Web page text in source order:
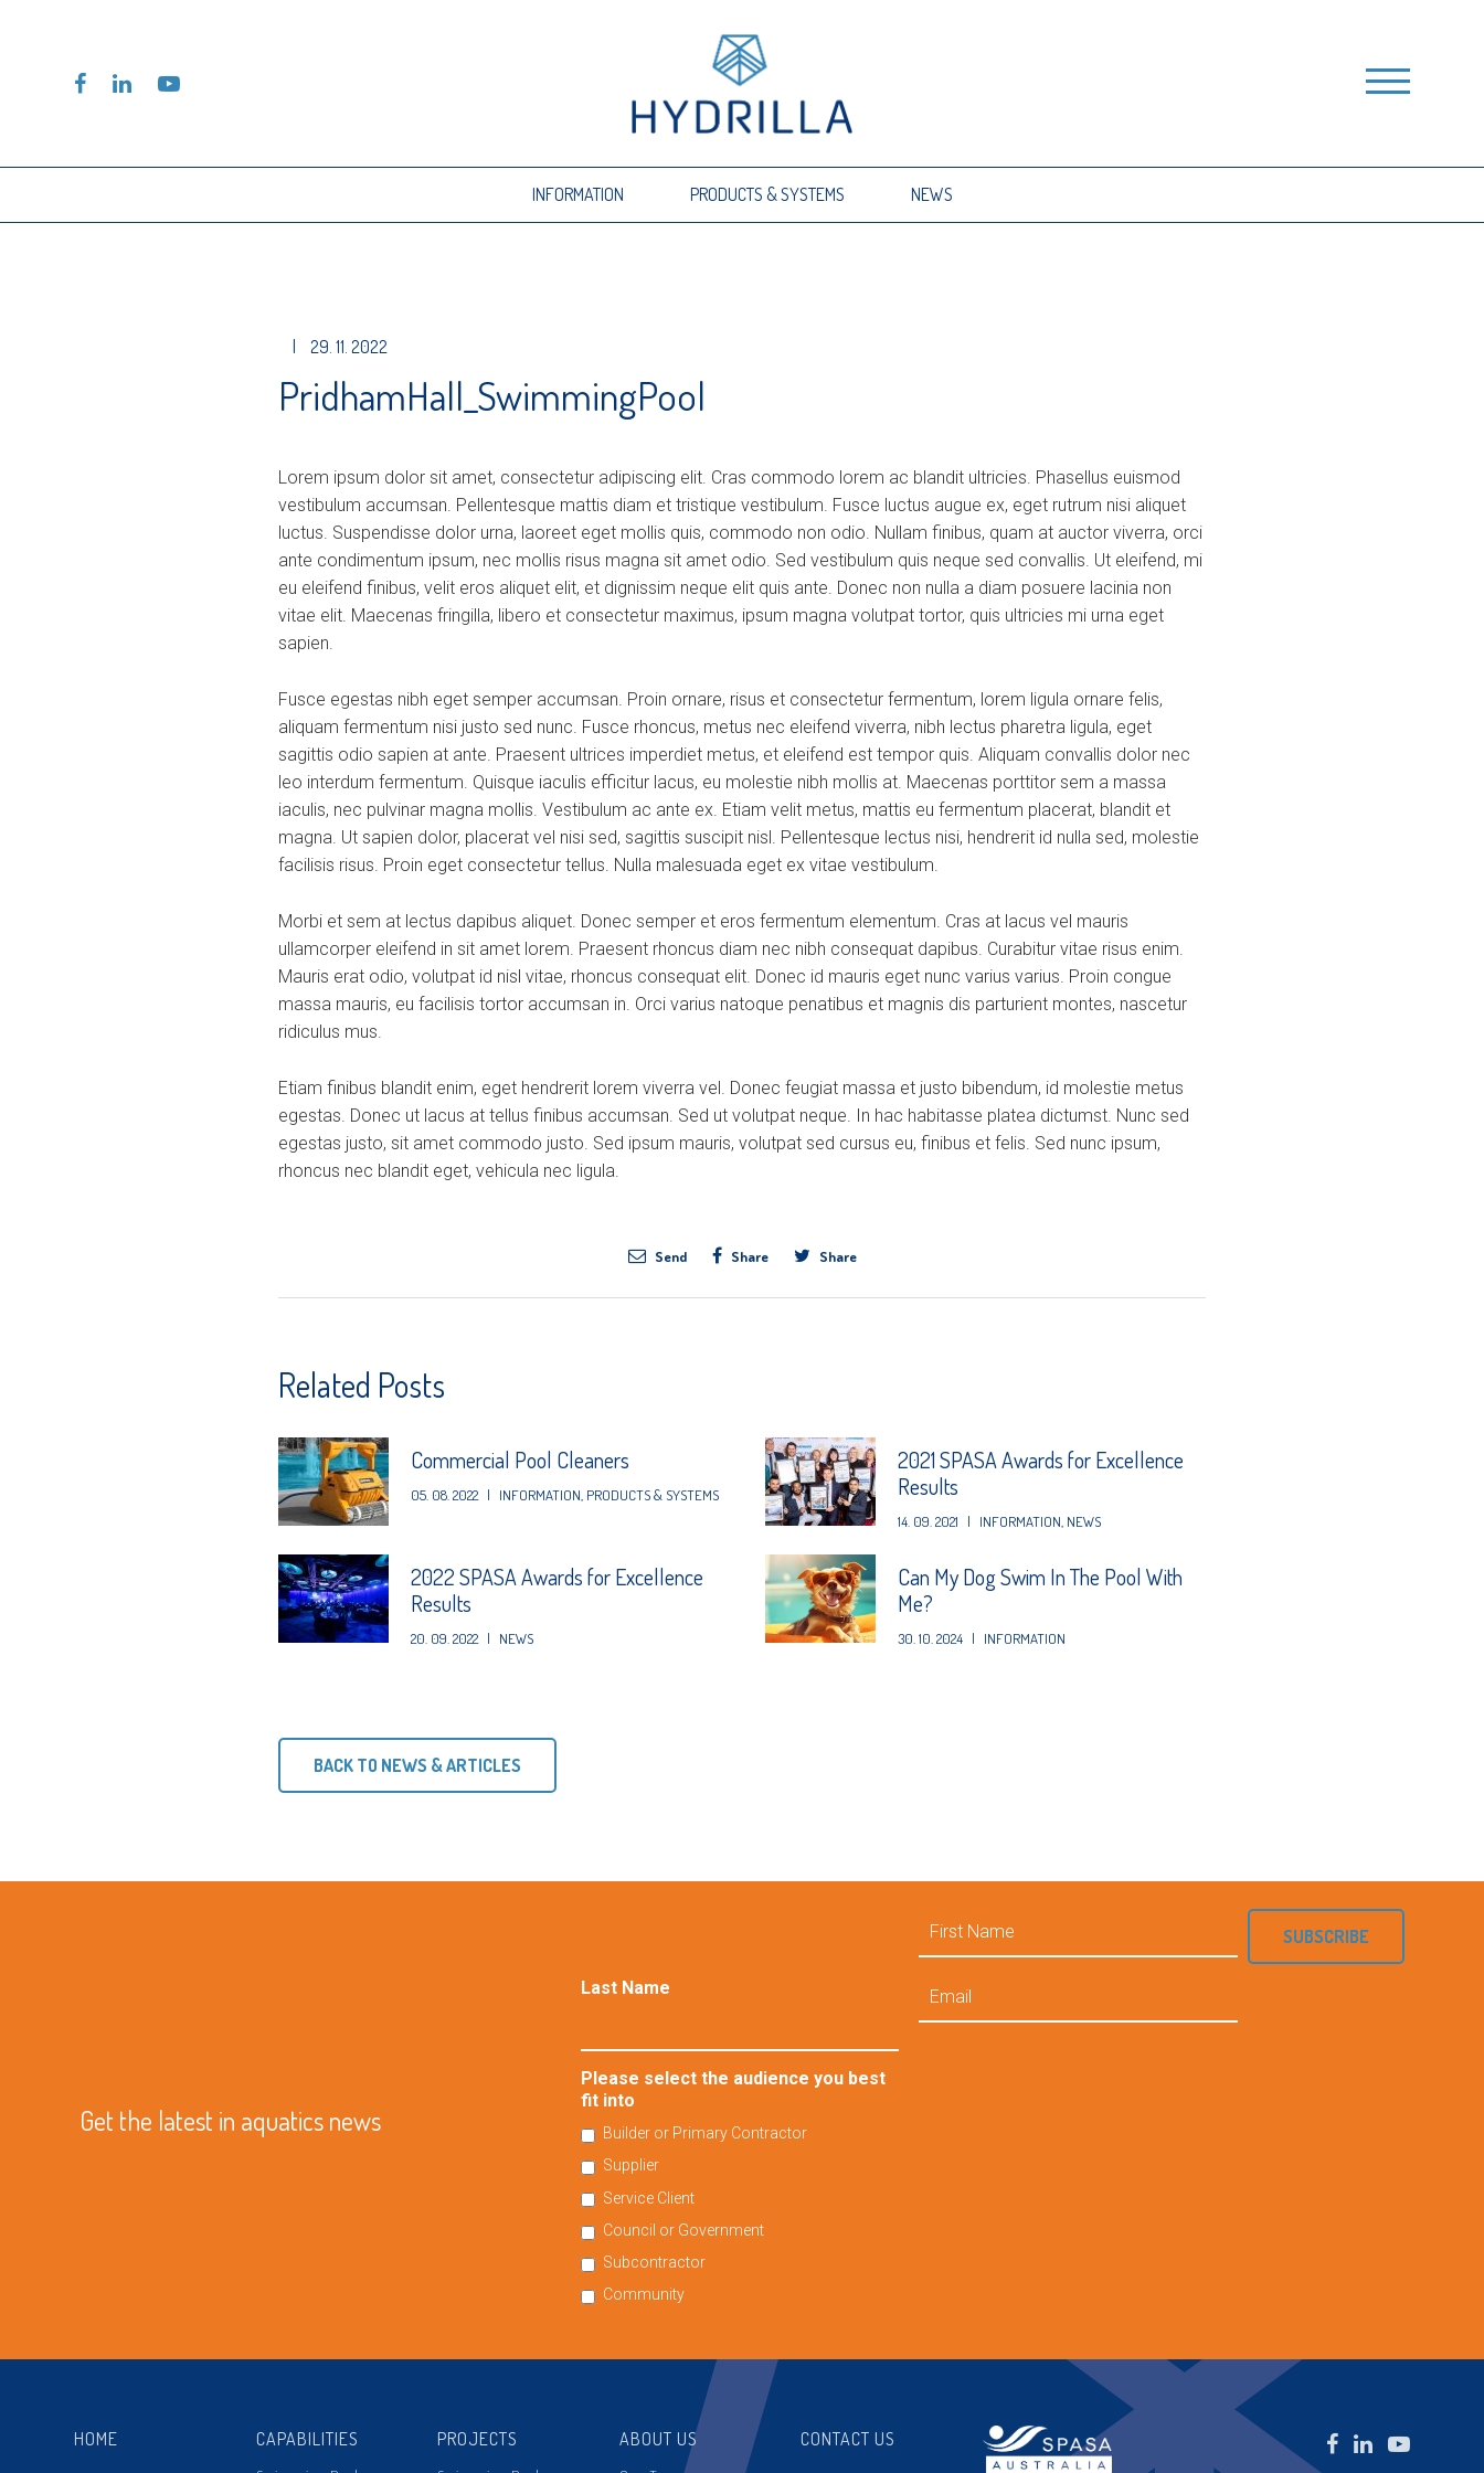
INFORMATION PRODUCTS & SYSTEMS NEWS
| 29. 11. 2022
PridhamHall_SwimmingPool
Lorem ipsum dolor sit amet, consectetur adipiscing elit. Cras commodo lorem ac blandit ultricies. Phasellus euismod
vestibulum accumsan. Pellentesque mattis diam et tristique vestibulum. Fusce luctus augue ex, eget rutrum nisi aliquet
luctus. Suspendisse dolor urna, laoreet eget mollis quis, commodo non odio. Nullam finibus, quam at auctor viverra, orci
ante condimentum ipsum, nec mollis risus magna sit amet odio. Sed vestibulum quis neque sed convallis. Ut eleifend, mi
eu eleifend finibus, velit eros aliquet elit, et dignissim neque elit quis ante. Donec non nulla a diam posuere lacinia non
vitae elit. Maecenas fringilla, libero et consectetur maximus, ipsum magna volutpat tortor, quis ultricies mi urna eget
sapien.
Fusce egestas nibh eget semper accumsan. Proin ornare, risus et consectetur fermentum, lorem ligula ornare felis,
aliquam fermentum nisi justo sed nunc. Fusce rhoncus, metus nec eleifend viverra, nibh lectus pharetra ligula, eget
sagittis odio sapien at ante. Praesent ultrices imperdiet metus, et eleifend est tempor quis. Aliquam convallis dolor nec
leo interdum fermentum. Quisque iaculis efficitur lacus, eu molestie nibh mollis at. Maecenas porttitor sem a massa
iaculis, nec pulvinar magna mollis. Vestibulum ac ante ex. Etiam velit metus, mattis eu fermentum placerat, blandit et
magna. Ut sapien dolor, placerat vel nisi sed, sagittis suscipit nisl. Pellentesque lectus nisi, hendrerit id nulla sed, molestie
facilisis risus. Proin eget consectetur tellus. Nulla malesuada eget ex vitae vestibulum.
Morbi et sem at lectus dapibus aliquet. Donec semper et eros fermentum elementum. Cras at lacus vel mauris
ullamcorper eleifend in sit amet lorem. Praesent rhoncus diam nec nibh consequat dapibus. Curabitur vitae risus enim.
Mauris erat odio, volutpat id nisl vitae, rhoncus consequat elit. Donec id mauris eget nunc varius varius. Proin congue
massa mauris, eu facilisis tortor accumsan in. Orci varius natoque penatibus et magnis dis parturient montes, nascetur
ridiculus mus.
Etiam finibus blandit enim, eget hendrerit lorem viverra vel. Donec feugiat massa et justo bibendum, id molestie metus
egestas. Donec ut lacus at tellus finibus accumsan. Sed ut volutpat neque. In hac habitasse platea dictumst. Nunc sed
egestas justo, sit amet commodo justo. Sed ipsum mauris, volutpat sed cursus eu, finibus et felis. Sed nunc ipsum,
rhoncus nec blandit eget, vehicula nec ligula.
Send Share Share
Related Posts
Commercial Pool Cleaners
05. 08. 2022 | INFORMATION PRODUCTS & SYSTEMS
2021 SPASA Awards for Excellence
Results
14. 09. 2021 | INFORMATION NEWS
2022 SPASA Awards for Excellence
Results
20. 09. 2022 | NEWS
Can My Dog Swim In The Pool With
Me?
30. 10. 2024 | INFORMATION
BACK TO NEWS & ARTICLES
Get the latest in aquatics news
Name
Last Name
Please select the audience you best
fit into
Builder or Primary Contractor
Supplier
Service Client
Council or Government
Subcontractor
Community
SUBSCRIBE
HOME CAPABILITIES PROJECTS ABOUT US CONTACT US